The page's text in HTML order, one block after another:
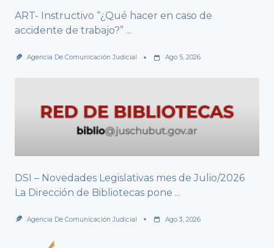
ART- Instructivo “¿Qué hacer en caso de
accidente de trabajo?” ...
Agencia De Comunicación Judicial Ago 5, 2026
DSI – Novedades Legislativas mes de Julio/2026
La Dirección de Bibliotecas pone ...
Agencia De Comunicación Judicial Ago 3, 2026